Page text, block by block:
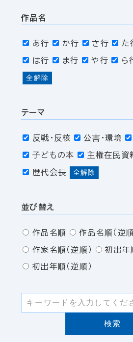
作品名
あ行 か行 さ行 た
は行 ま行 や行 ら
全解除
テーマ
反戦・反核 公害・環境
子どもの本 主権在民資
歴代会長 全解除
並び替え
作品名順 作品名順（逆順
作家名順（逆順） 初出年
初出年順（逆順）
検索